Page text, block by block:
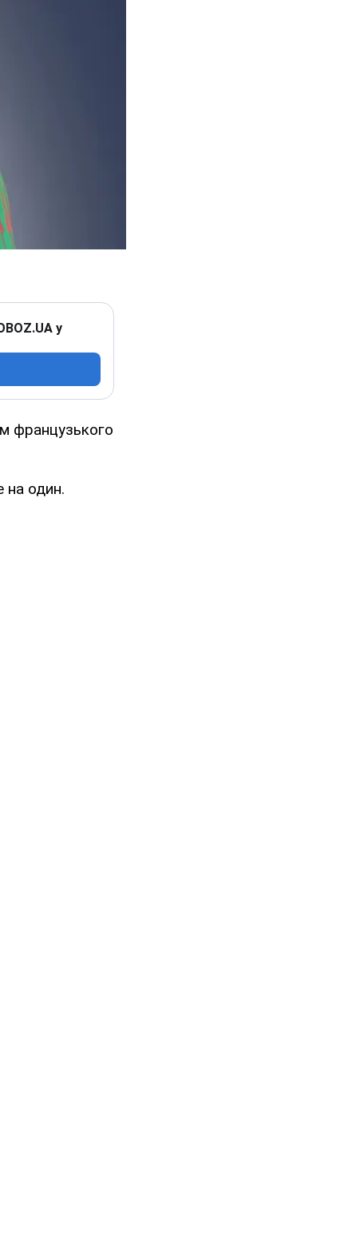
у
французького
на один.